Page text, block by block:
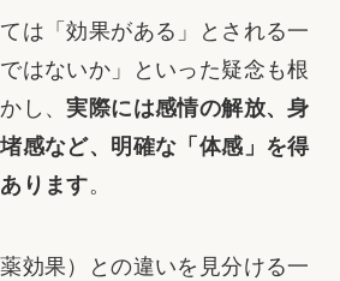
は「効果がある」とされる一
はないか」といった疑念も根
し、実際には感情の解放、身
感など、明確な「体感」を得
ります。
効果）との違いを見分ける一